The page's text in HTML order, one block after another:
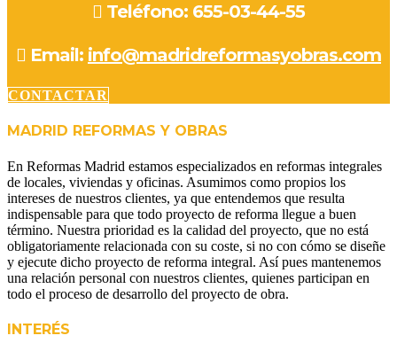
Teléfono: 655-03-44-55
Email: info@madridreformasyobras.com
CONTACTAR
MADRID REFORMAS Y OBRAS
En Reformas Madrid estamos especializados en reformas integrales
de locales, viviendas y oficinas. Asumimos como propios los
intereses de nuestros clientes, ya que entendemos que resulta
indispensable para que todo proyecto de reforma llegue a buen
término. Nuestra prioridad es la calidad del proyecto, que no está
obligatoriamente relacionada con su coste, si no con cómo se diseñe
y ejecute dicho proyecto de reforma integral. Así pues mantenemos
una relación personal con nuestros clientes, quienes participan en
todo el proceso de desarrollo del proyecto de obra.
INTERÉS